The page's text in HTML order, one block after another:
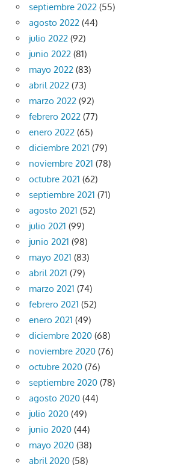
septiembre 2022 (55)
agosto 2022 (44)
julio 2022 (92)
junio 2022 (81)
mayo 2022 (83)
abril 2022 (73)
marzo 2022 (92)
febrero 2022 (77)
enero 2022 (65)
diciembre 2021 (79)
noviembre 2021 (78)
octubre 2021 (62)
septiembre 2021 (71)
agosto 2021 (52)
julio 2021 (99)
junio 2021 (98)
mayo 2021 (83)
abril 2021 (79)
marzo 2021 (74)
febrero 2021 (52)
enero 2021 (49)
diciembre 2020 (68)
noviembre 2020 (76)
octubre 2020 (76)
septiembre 2020 (78)
agosto 2020 (44)
julio 2020 (49)
junio 2020 (44)
mayo 2020 (38)
abril 2020 (58)